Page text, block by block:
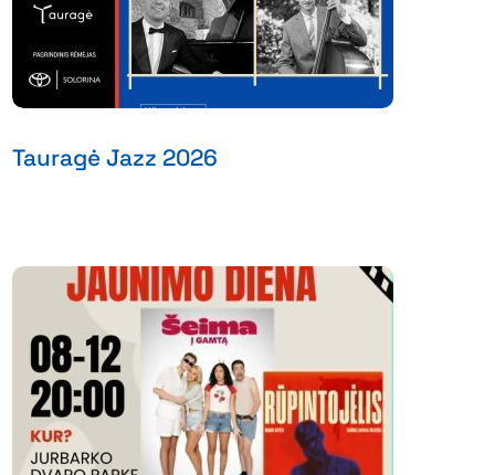
Tauragė Jazz 2026